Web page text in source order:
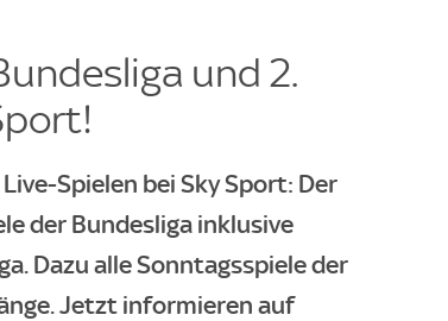
und 2.
Spielen bei Sky Sport: Der
der Bundesliga inklusive
Dazu alle Sonntagsspiele der
Jetzt informieren auf